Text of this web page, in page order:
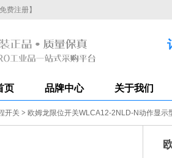
免费注册】
订购
页 品牌中心 关于我们
开关 > 欧姆龙限位开关WLCA12-2NLD-N动作显示